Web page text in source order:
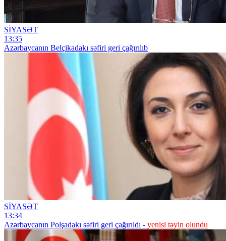
SİYASƏT
13:35
Azərbaycanın Belçikadakı səfiri geri çağırılıb
SİYASƏT
13:34
Azərbaycanın Polşadakı səfiri geri çağırıldı - yenisi təyin olundu